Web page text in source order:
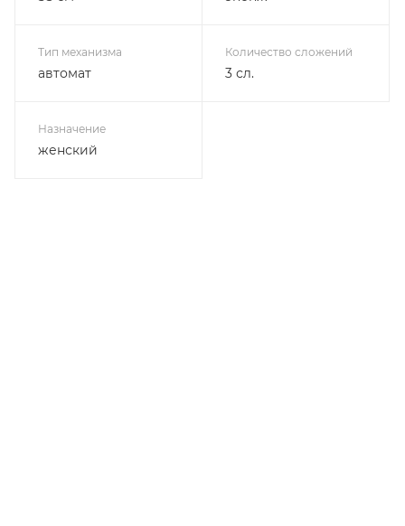
Тип механизма
автомат
Количество сложений
3 сл.
Назначение
женский